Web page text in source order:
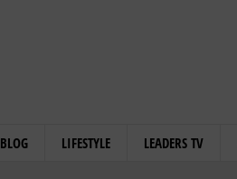
BLOG LIFESTYLE LEADERS TV